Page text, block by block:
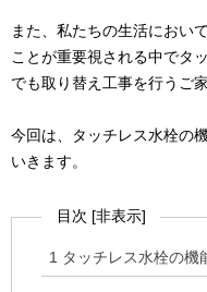
また、私たちの生活におい
ことが重要視される中でタ
でも取り替え工事を行うご
今回は、タッチレス水栓の
いきます。
目次 [非表示]
1 タッチレス水栓の機